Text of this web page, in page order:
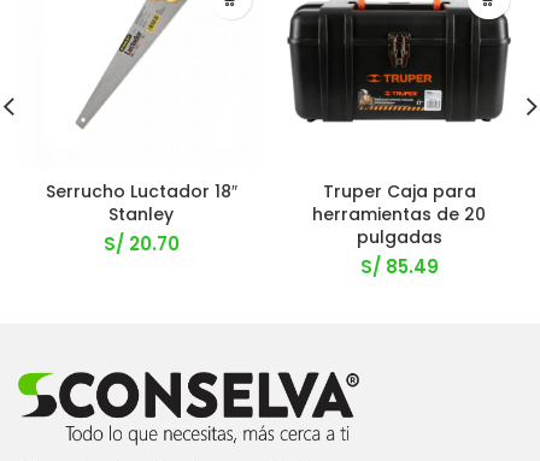
Serrucho Luctador 18″
Stanley
S/ 20.70
Truper Caja para
herramientas de 20
pulgadas
S/ 85.49